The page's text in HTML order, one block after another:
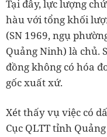
Tại đây, lực lượng
hàu với tổng khối
(SN 1969, ngụ
Quảng Ninh) là chủ.
đồng không có hóa
gốc xuất xứ.
Xét thấy vụ việc có
Cục QLTT tỉnh